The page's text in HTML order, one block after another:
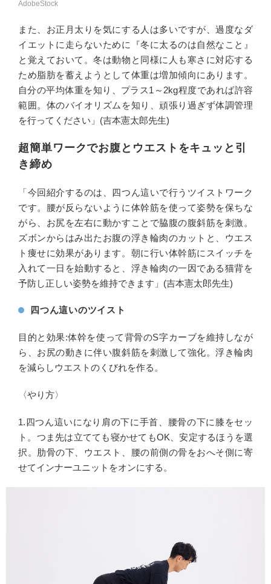
AdobeStock
また、お正月太りを気にする人は多いですが、過度なダ
イエットに走らないために『冬に太るのは自然なこと』
と覚えておいて。冬は動物と同様に人も寒さに対応する
ため脂肪を蓄えようとして体重は増加傾向にあります。
自分の平均体重を知り、プラス1～2kg程度であれば許容
範囲。体のバイオリズムを知り、頑張り過ぎず体調管理
を行ってください」(吉本憲太郎先生)
超簡単ワークでお腹とウエストをキュッと引
き締め
「今回紹介するのは、四つん這いで行うツイストワーク
です。腰が反らないように体幹筋を使って姿勢を保ちな
がら、お尻を左右に動かすことで脇腹の腹斜筋を刺激。
ズボンからはみ出たお腹の浮き輪肉のカットと、ウエス
ト痩せに効果があります。朝に行い体幹筋にスイッチを
入れて一日を始動すると、浮き輪肉の一因である猫背を
予防し正しい姿勢を維持できます」(吉本憲太郎先生)
四つん這いのツイスト
目的と効果:体幹を使って背骨のS字カーブを維持しなが
ら、お尻の動きに伴い腹斜筋を刺激して強化。浮き輪肉
を減らしウエストのくびれを作る。
〈やり方〉
1.四つん這いになり肩の下に手首、腰骨の下に膝をセッ
ト。つま先は立てても寝かせてもOK、安定するほうを選
択。肋骨の下、ウエスト、腰の前側の骨をおへそ側に寄
せてインナーユニットをオンにする。